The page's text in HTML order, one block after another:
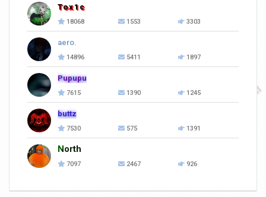
Tox1c
18068 1553 3303
aero.
14896 5411 1897
Pupupu
7615 1390 1245
buttz
7530 575 1391
North
7097 2467 926